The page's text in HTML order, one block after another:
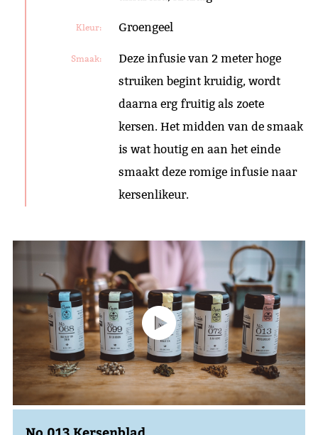
Kleur: Groengeel
Smaak:
Deze infusie van 2 meter hoge
struiken begint kruidig, wordt
daarna erg fruitig als zoete
kersen. Het midden van de smaak
is wat houtig en aan het einde
smaakt deze romige infusie naar
kersenlikeur.